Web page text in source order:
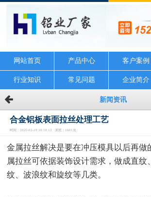
网站首页 产品中心 客户案例
行业知识 常见问题 企业简介
新闻资讯
合金铝板表面拉丝处理工艺
时间：2025-02-19 10:10:12 浏览：1601次
金属拉丝解决是要在冲压模具以后再做
属拉丝可依据装饰设计需求，做成直纹
纹、波浪纹和旋纹等几类。